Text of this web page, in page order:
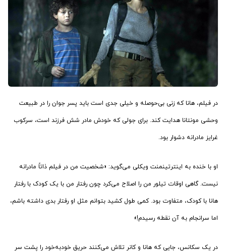
در فیلم، هانا که زنی بی‌حوصله و خیلی جدی است باید پسر جوان را در طبیعت
وحشی مونتانا هدایت کند. برای جولی که خودش مادر شش فرزند است، سرکوب
غرایز مادرانه دشوار بود.
او با خنده به اینترتینمنت ویکلی می‌گوید: «شخصیت من در فیلم ذاتاً مادرانه
نیست. گاهی ‌اوقات تیلور من را اصلاح می‌کرد چون رفتار من با یک کودک با رفتار
هانا با کودک، متفاوت بود. کمی طول کشید بتوانم مثل او رفتار بدی داشته باشم،
اما سرانجام به آن نقطه رسیدم!»
در یک سکانس، جایی که هانا و کانر تلاش می‌کنند حریق خودبه‌خود را پشت سر